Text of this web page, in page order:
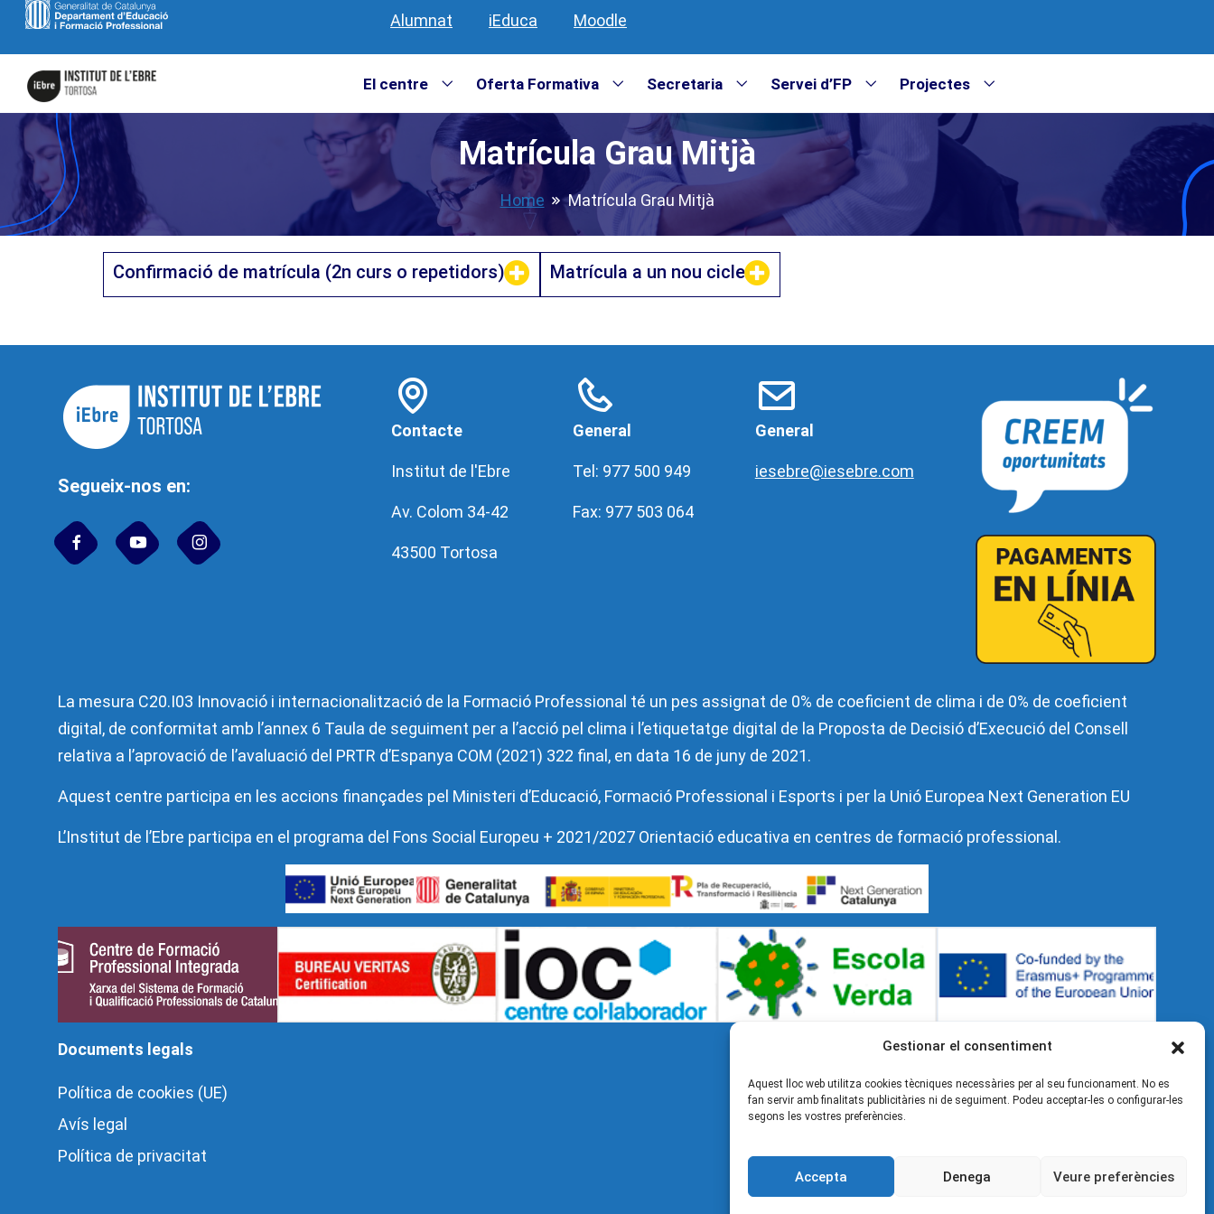
Gestionar el consentiment
Aquest lloc web utilitza cookies tècniques necessàries per al seu funcionament. No es
fan servir amb finalitats publicitàries ni de seguiment. Podeu acceptar-les o configurar-les
segons les vostres preferències.
Accepta Denega Veure preferències
Alumnat iEduca Moodle
El centre Oferta Formativa Secretaria Servei d’FP Projectes
Matrícula Grau Mitjà
Home Matrícula Grau Mitjà
Confirmació de matrícula (2n curs o repetidors) Matrícula a un nou cicle
Segueix-nos en:
Contacte
Institut de l'Ebre
Av. Colom 34-42
43500 Tortosa
General
Tel: 977 500 949
Fax: 977 503 064
General
iesebre@iesebre.com
La mesura C20.I03 Innovació i internacionalització de la Formació Professional té un pes assignat de 0% de coeficient de clima i de 0% de coeficient
digital, de conformitat amb l’annex 6 Taula de seguiment per a l’acció pel clima i l’etiquetatge digital de la Proposta de Decisió d’Execució del Consell
relativa a l’aprovació de l’avaluació del PRTR d’Espanya COM (2021) 322 final, en data 16 de juny de 2021.
Aquest centre participa en les accions finançades pel Ministeri d’Educació, Formació Professional i Esports i per la Unió Europea Next Generation EU
L’Institut de l’Ebre participa en el programa del Fons Social Europeu + 2021/2027 Orientació educativa en centres de formació professional.
Documents legals
Política de cookies (UE)
Avís legal
Política de privacitat